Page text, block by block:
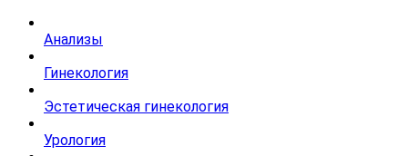
Анализы
Гинекология
Эстетическая гинекология
Урология